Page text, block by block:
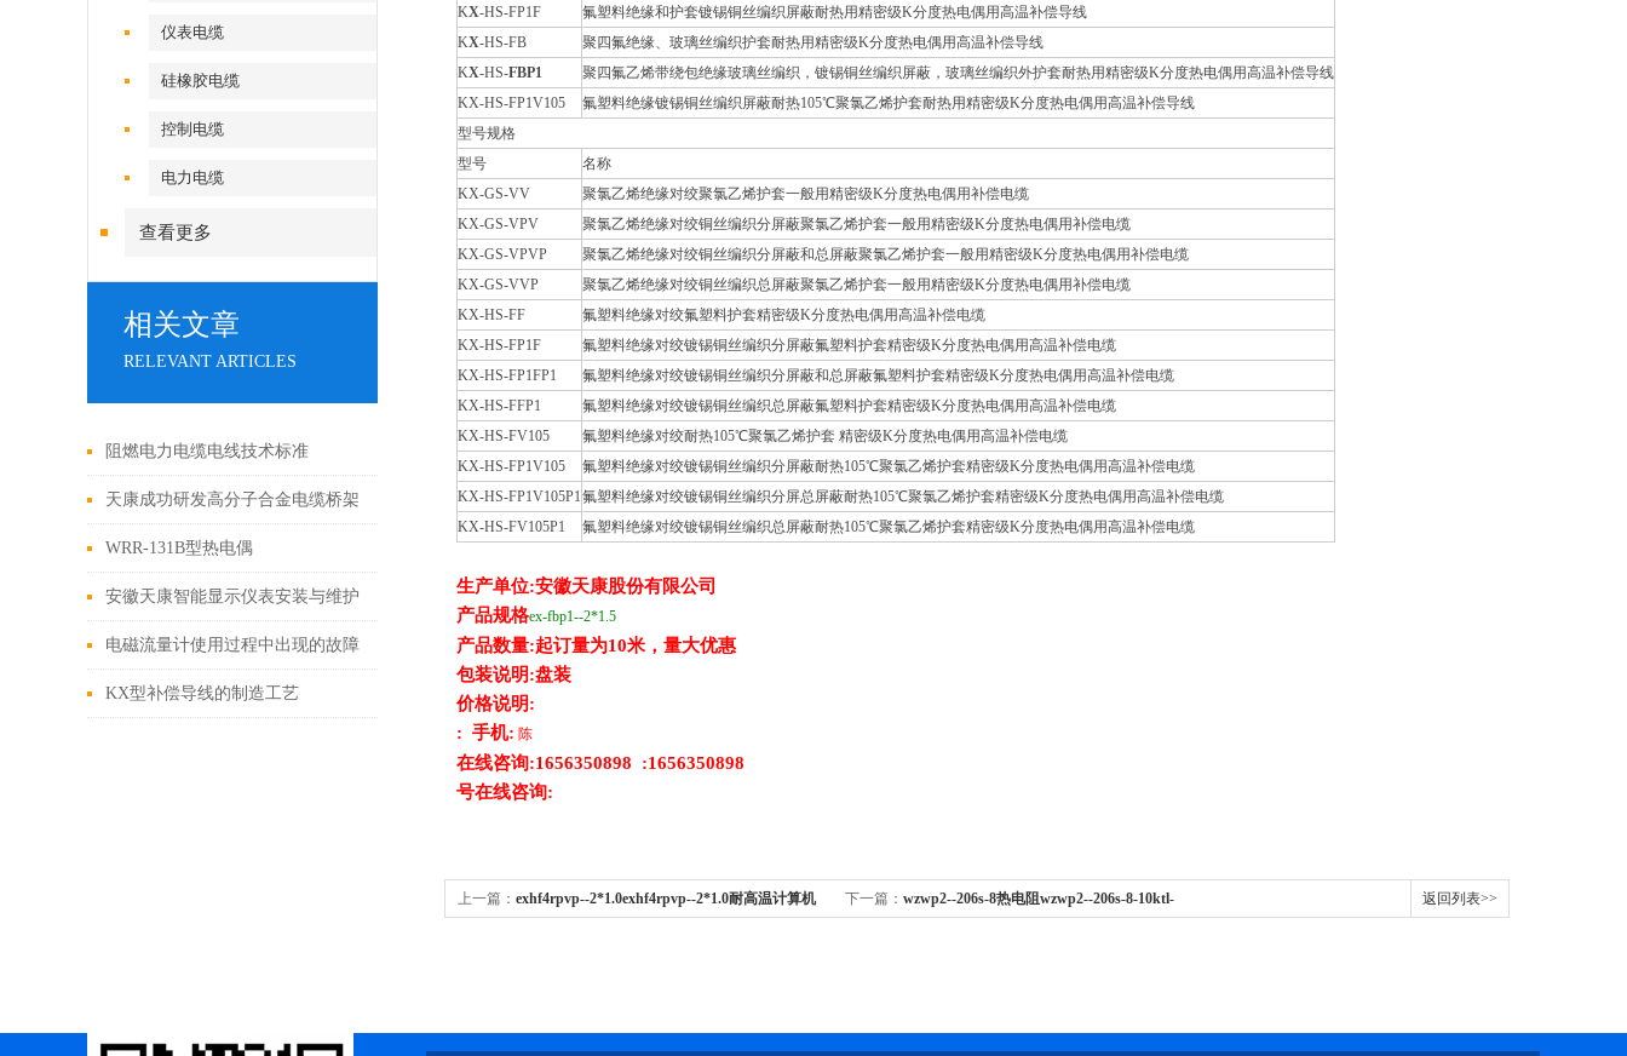
仪表电缆
硅橡胶电缆
控制电缆
电力电缆
查看更多
相关文章
RELEVANT ARTICLES
阻燃电力电缆电线技术标准
天康成功研发高分子合金电缆桥架
WRR-131B型热电偶
安徽天康智能显示仪表安装与维护
电磁流量计使用过程中出现的故障
KX型补偿导线的制造工艺
KX-HS-FP1F
氟塑料绝缘和护套镀锡铜丝编织屏蔽耐热用精密级K分度热电偶用高温补偿导线
KX-HS-FB
聚四氟绝缘、玻璃丝编织护套耐热用精密级K分度热电偶用高温补偿导线
KX-HS-FBP1
聚四氟乙烯带绕包绝缘玻璃丝编织，镀锡铜丝编织屏蔽，玻璃丝编织外护套耐热用精密级K分度热电偶用高温补偿导线
KX-HS-FP1V105
氟塑料绝缘镀锡铜丝编织屏蔽耐热105℃聚氯乙烯护套耐热用精密级K分度热电偶用高温补偿导线
型号规格
型号
名称
KX-GS-VV
聚氯乙烯绝缘对绞聚氯乙烯护套一般用精密级K分度热电偶用补偿电缆
KX-GS-VPV
聚氯乙烯绝缘对绞铜丝编织分屏蔽聚氯乙烯护套一般用精密级K分度热电偶用补偿电缆
KX-GS-VPVP
聚氯乙烯绝缘对绞铜丝编织分屏蔽和总屏蔽聚氯乙烯护套一般用精密级K分度热电偶用补偿电缆
KX-GS-VVP
聚氯乙烯绝缘对绞铜丝编织总屏蔽聚氯乙烯护套一般用精密级K分度热电偶用补偿电缆
KX-HS-FF
氟塑料绝缘对绞氟塑料护套精密级K分度热电偶用高温补偿电缆
KX-HS-FP1F
氟塑料绝缘对绞镀锡铜丝编织分屏蔽氟塑料护套精密级K分度热电偶用高温补偿电缆
KX-HS-FP1FP1
氟塑料绝缘对绞镀锡铜丝编织分屏蔽和总屏蔽氟塑料护套精密级K分度热电偶用高温补偿电缆
KX-HS-FFP1
氟塑料绝缘对绞镀锡铜丝编织总屏蔽氟塑料护套精密级K分度热电偶用高温补偿电缆
KX-HS-FV105
氟塑料绝缘对绞耐热105℃聚氯乙烯护套 精密级K分度热电偶用高温补偿电缆
KX-HS-FP1V105
氟塑料绝缘对绞镀锡铜丝编织分屏蔽耐热105℃聚氯乙烯护套精密级K分度热电偶用高温补偿电缆
KX-HS-FP1V105P1氟塑料绝缘对绞镀锡铜丝编织分屏总屏蔽耐热105℃聚氯乙烯护套精密级K分度热电偶用高温补偿电缆
KX-HS-FV105P1
氟塑料绝缘对绞镀锡铜丝编织总屏蔽耐热105℃聚氯乙烯护套精密级K分度热电偶用高温补偿电缆
生产单位:安徽天康股份有限公司
产品规格ex-fbp1--2*1.5
产品数量:起订量为10米，量大优惠
包装说明:盘装
价格说明:
: 手机: 陈
在线咨询:1656350898 :1656350898
号在线咨询:
上一篇： exhf4rpvp--2*1.0exhf4rpvp--2*1.0耐高温计算机 下一篇： wzwp2--206s-8热电阻wzwp2--206s-8-10ktl- 返回列表>>